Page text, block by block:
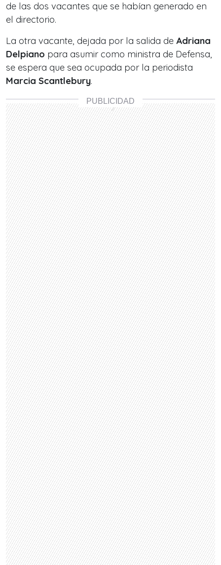
de las dos vacantes que se habían generado en
el directorio.
La otra vacante, dejada por la salida de Adriana
Delpiano para asumir como ministra de Defensa,
se espera que sea ocupada por la periodista
Marcia Scantlebury.